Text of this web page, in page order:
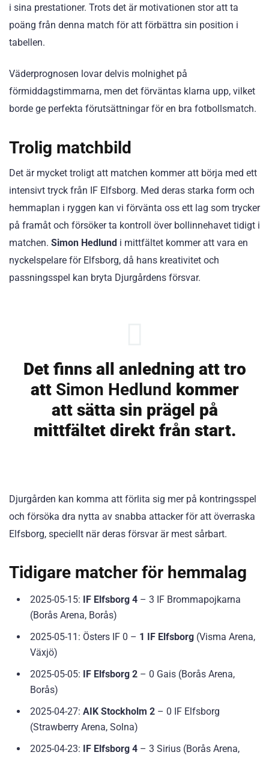
i sina prestationer. Trots det är motivationen stor att ta
poäng från denna match för att förbättra sin position i
tabellen.
Väderprognosen lovar delvis molnighet på
förmiddagstimmarna, men det förväntas klarna upp, vilket
borde ge perfekta förutsättningar för en bra fotbollsmatch.
Trolig matchbild
Det är mycket troligt att matchen kommer att börja med ett
intensivt tryck från IF Elfsborg. Med deras starka form och
hemmaplan i ryggen kan vi förvänta oss ett lag som trycker
på framåt och försöker ta kontroll över bollinnehavet tidigt i
matchen. Simon Hedlund i mittfältet kommer att vara en
nyckelspelare för Elfsborg, då hans kreativitet och
passningsspel kan bryta Djurgårdens försvar.
Det finns all anledning att tro
att Simon Hedlund kommer
att sätta sin prägel på
mittfältet direkt från start.
Djurgården kan komma att förlita sig mer på kontringsspel
och försöka dra nytta av snabba attacker för att överraska
Elfsborg, speciellt när deras försvar är mest sårbart.
Tidigare matcher för hemmalag
2025-05-15: IF Elfsborg 4 – 3 IF Brommapojkarna
(Borås Arena, Borås)
2025-05-11: Östers IF 0 – 1 IF Elfsborg (Visma Arena,
Växjö)
2025-05-05:
IF Elfsborg 2 – 0 Gais (Borås Arena,
Borås)
2025-04-27: AIK Stockholm 2 – 0 IF Elfsborg
(Strawberry Arena, Solna)
2025-04-23:
IF Elfsborg 4 – 3 Sirius (Borås Arena,